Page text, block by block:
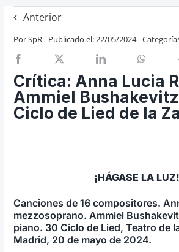
Previos de ópera
Entrevistas
Recomendación
Cosas de Beckmesser
Nosotros y privacidad
Buscar:
Anterior
PorSpR Publicado el: 22/05/2024
Crítica: Anna Lucia
Ammiel
Ciclo de Lied de la
¡HÁGASE LA LUZ!
Canciones de 16 compositores.
mezzosoprano. Ammiel
piano. 30 Ciclo de Lied, Teatro de
Madrid, 20 de mayo de 2024.